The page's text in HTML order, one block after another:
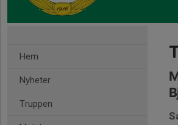
Hem
Nyheter
Truppen